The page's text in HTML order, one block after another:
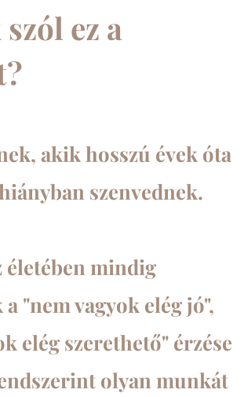
ez a
akik hosszú évek óta
szenvednek.
életében mindig
"nem vagyok elég jó",
elég szerethető" érzése
olyan munkát